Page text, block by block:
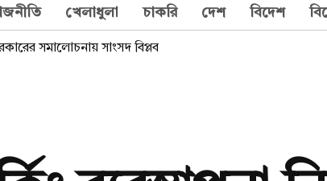
খেলাধুলা চাকরি দেশ বিদেশ
সমালোচনায় সাংসদ বিপ্লব